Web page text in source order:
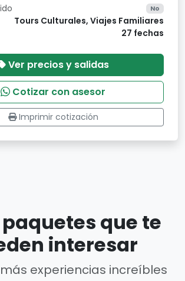
No
Tours Culturales, Viajes Familiares
27 fechas
Ver precios y salidas
Cotizar con asesor
Imprimir cotización
que te
interesar
experiencias increíbles